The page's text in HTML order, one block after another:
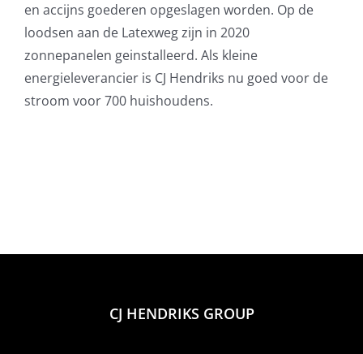
en accijns goederen opgeslagen worden. Op de
loodsen aan de Latexweg zijn in 2020
zonnepanelen geinstalleerd. Als kleine
energieleverancier is CJ Hendriks nu goed voor de
stroom voor 700 huishoudens.
CJ HENDRIKS GROUP